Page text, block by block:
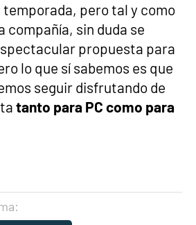
temporada, pero tal y como
compañía, sin duda se
propuesta para
lo que sí sabemos es que
seguir disfrutando de
tanto para PC como para